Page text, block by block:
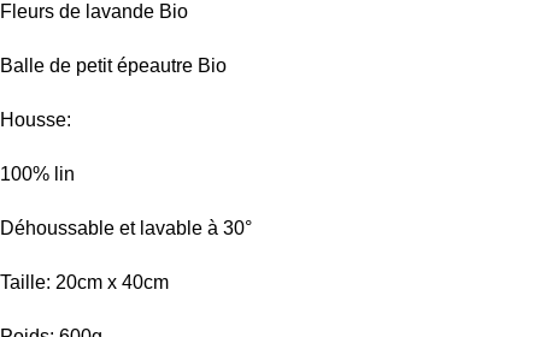
Fleurs de lavande Bio
Balle de petit épeautre Bio
Housse:
100% lin
Déhoussable et lavable à 30°
Taille: 20cm x 40cm